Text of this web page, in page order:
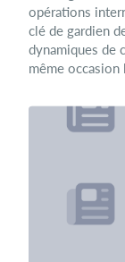
opérations
clé de gardien
dynamiques de
même